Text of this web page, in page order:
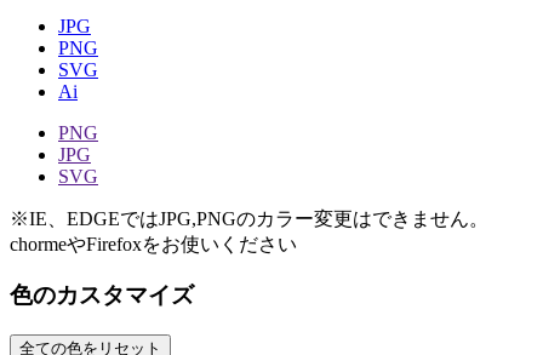
JPG
PNG
SVG
Ai
PNG
JPG
SVG
※IE、EDGEではJPG,PNGのカラー変更はできません。
chormeやFirefoxをお使いください
色のカスタマイズ
全ての色をリセット